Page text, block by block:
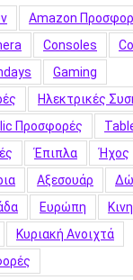
Amazon
Consoles
Gaming
Hλεκτρικές
Προσφορές
Έπιπλα
Ήχος
Αξεσουάρ
Ευρώπη
Κυριακή Ανοιχτά